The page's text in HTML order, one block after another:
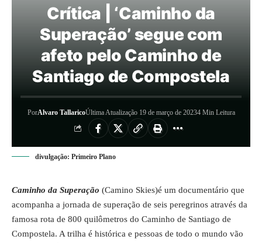
Crítica | ‘Caminho da
Superação’ segue com
afeto pelo Caminho de
Santiago de Compostela
PorAlvaro TallaricoÚltima Atualização 19 de março de 20234 Min Leitura
divulgação: Primeiro Plano
Caminho da Superação (Camino Skies)é um documentário que
acompanha a jornada de superação de seis peregrinos através da
famosa rota de 800 quilômetros do Caminho de Santiago de
Compostela. A trilha é histórica e pessoas de todo o mundo vão